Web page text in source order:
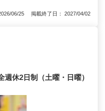
06/25 掲載終了日： 2027/04/02
休2日制（土曜・日曜）